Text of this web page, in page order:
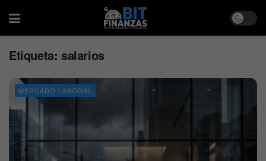
Etiqueta: salarios
MERCADO LABORAL